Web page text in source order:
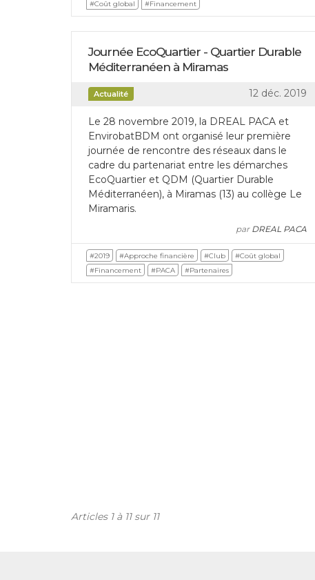
#Coût global
#Financement
Journée EcoQuartier - Quartier Durable
Méditerranéen à Miramas
Actualité 12 déc. 2019
Le 28 novembre 2019, la DREAL PACA et
EnvirobatBDM ont organisé leur première
journée de rencontre des réseaux dans le
cadre du partenariat entre les démarches
EcoQuartier et QDM (Quartier Durable
Méditerranéen), à Miramas (13) au collège Le
Miramaris.
parDREAL PACA
#2019 #Approche financière #Club
#Coût global
#Financement
#PACA #Partenaires
Articles 1 à 11 sur 11